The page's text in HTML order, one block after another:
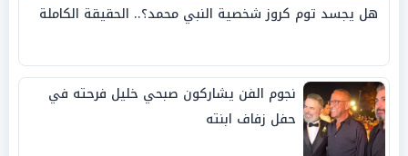
هل يجسد توم كروز شخصية النبي محمد؟.. الحقيقة الكاملة
نجوم الفن يشاركون صبحي خليل فرحته في
حفل زفاف ابنته